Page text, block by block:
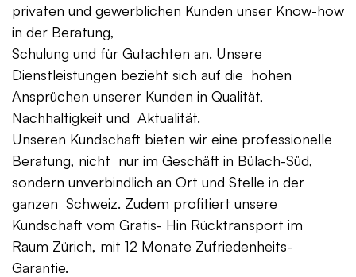
privaten und gewerblichen Kunden unser Know-how
in der Beratung,
Schulung und für Gutachten an. Unsere
Dienstleistungen bezieht sich auf die hohen
Ansprüchen unserer Kunden in Qualität,
Nachhaltigkeit und Aktualität.
Unseren Kundschaft bieten wir eine professionelle
Beratung, nicht nur im Geschäft in Bülach-Süd,
sondern unverbindlich an Ort und Stelle in der
ganzen Schweiz. Zudem profitiert unsere
Kundschaft vom Gratis- Hin Rücktransport im
Raum Zürich, mit 12 Monate Zufriedenheits-
Garantie.